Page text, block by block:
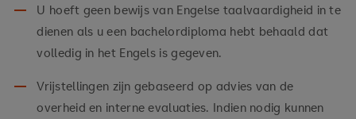
U hoeft geen bewijs van Engelse taalvaardigheid in te
dienen als u een bachelordiploma hebt behaald dat
volledig in het Engels is gegeven.
Vrijstellingen zijn gebaseerd op advies van de
overheid en interne evaluaties. Indien nodig kunnen